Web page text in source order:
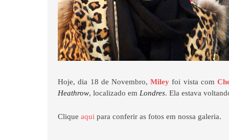
Hoje, dia 18 de Novembro,Miley foi vista com
Heathrow, localizado em Londres. Ela estava
Cliqueaqui para conferir as fotos em nossa galeria.